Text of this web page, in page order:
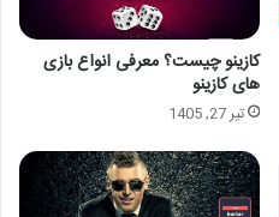
کازینو چیست؟ معرفی انواع بازی
های کازینو
تیر 27, 1405